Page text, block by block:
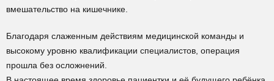
вмешательство на кишечнике.
Благодаря слаженным действиям медицинской команды и
высокому уровню квалификации специалистов, операция
прошла без осложнений.